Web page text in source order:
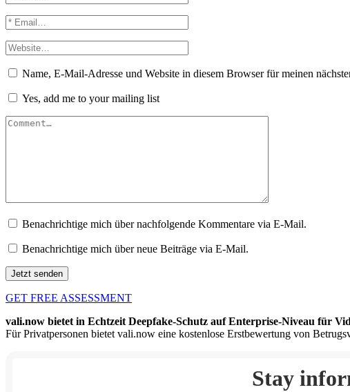
Name, E-Mail-Adresse und Website in diesem Browser für meinen
Yes, add me to your mailing list
Benachrichtige mich über nachfolgende Kommentare via E-Mail.
Benachrichtige mich über neue Beiträge via E-Mail.
GET FREE ASSESSMENT
vali.now bietet in Echtzeit Deepfake-Schutz auf Enterprise-Niveau für
Für Privatpersonen bietet vali.now eine kostenlose Erstbewertung von
Stay